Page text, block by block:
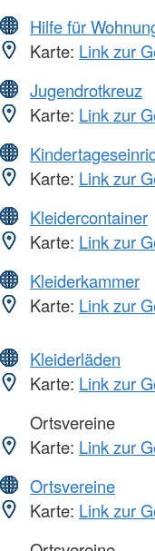
Hilfe für
Karte: Link zur
Jugendrotkreuz
Karte: Link zur
Karte: Link zur
Kleidercontainer
Karte: Link zur
Kleiderkammer
Karte: Link zur
Kleiderläden
Karte: Link zur
Ortsvereine
Karte: Link zur
Ortsvereine
Karte: Link zur